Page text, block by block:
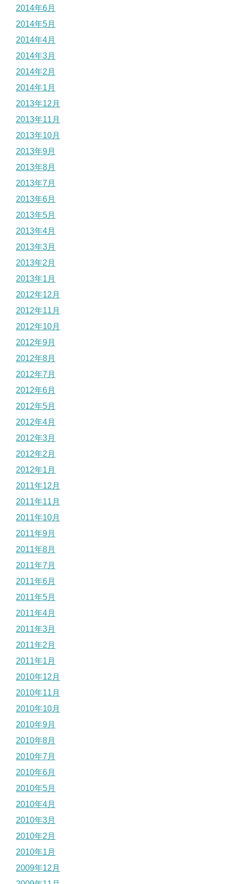
2014年6月
2014年5月
2014年4月
2014年3月
2014年2月
2014年1月
2013年12月
2013年11月
2013年10月
2013年9月
2013年8月
2013年7月
2013年6月
2013年5月
2013年4月
2013年3月
2013年2月
2013年1月
2012年12月
2012年11月
2012年10月
2012年9月
2012年8月
2012年7月
2012年6月
2012年5月
2012年4月
2012年3月
2012年2月
2012年1月
2011年12月
2011年11月
2011年10月
2011年9月
2011年8月
2011年7月
2011年6月
2011年5月
2011年4月
2011年3月
2011年2月
2011年1月
2010年12月
2010年11月
2010年10月
2010年9月
2010年8月
2010年7月
2010年6月
2010年5月
2010年4月
2010年3月
2010年2月
2010年1月
2009年12月